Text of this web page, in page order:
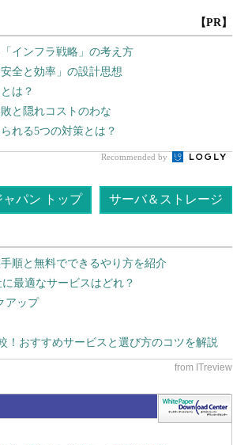
【PR】
インフラ戦略」の考え方
全と効率」の設計思想
は？
と隠れコストのわな
れる5つの対策とは？
Recommended by
ャパン トップ サーバ＆ストレージ
順と無料でできるやり方を紹介
最適なサービスはどれ？
アップ
！おすすめサービスと選び方のコツを解説